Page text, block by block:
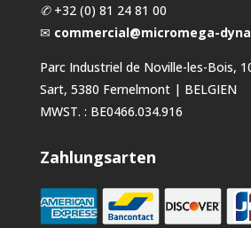
✆ +32 (0) 81 24 81 00
✉ commercial@micromega-
Parc Industriel de Noville-les-Bois,
Sart, 5380 Fernelmont | BELGIEN
MWST. : BE0466.034.916
Zahlungsarten